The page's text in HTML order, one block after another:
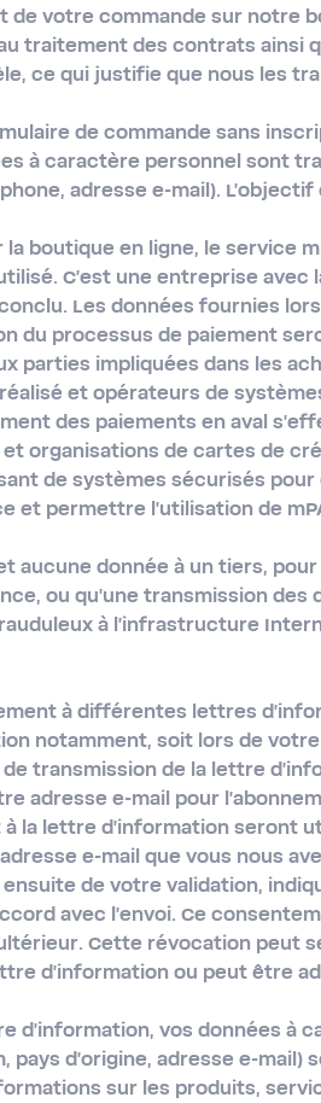
de votre commande sur notre
traitement des contrats ainsi
ce qui justifie que nous les
de commande sans
à caractère personnel sont
adresse e-mail).
boutique en ligne, le service
C'est une entreprise
Les données fournies
du processus de paiement
parties impliquées dans les
et opérateurs de
des paiements en aval
organisations de cartes de
de systèmes sécurisés
et permettre l'utilisation de
aucune donnée à un tiers,
ou qu'une transmission
à l'infrastructure
à différentes lettres
notamment, soit lors de
transmission de la lettre
adresse e-mail pour
la lettre d'information seront
e-mail que vous nous
de votre validation,
avec l'envoi. Ce
Cette révocation peut
d'information ou peut être
d'information, vos données à
pays d'origine, adresse e-
sur les produits,